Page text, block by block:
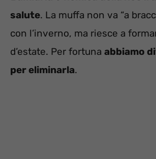
salute. La muffa non va “a
con l’inverno, ma riesce a
d’estate. Per fortuna abbiamo
per eliminarla.